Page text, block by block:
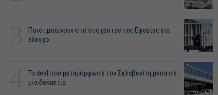
Ποιοι μπαίνουν στο στόχαστρο της Εφορίας για
έλεγχο
Το deal που μεταμόρφωσε τον Σκλαβενίτη μέσα σε
μία δεκαετία